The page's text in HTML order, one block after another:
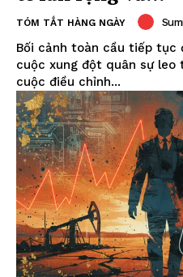
TÓM TẮT HÀNG NGÀY
Bối cảnh toàn cầu tiếp tục
cuộc xung đột quân sự leo
cuộc điều chỉnh...